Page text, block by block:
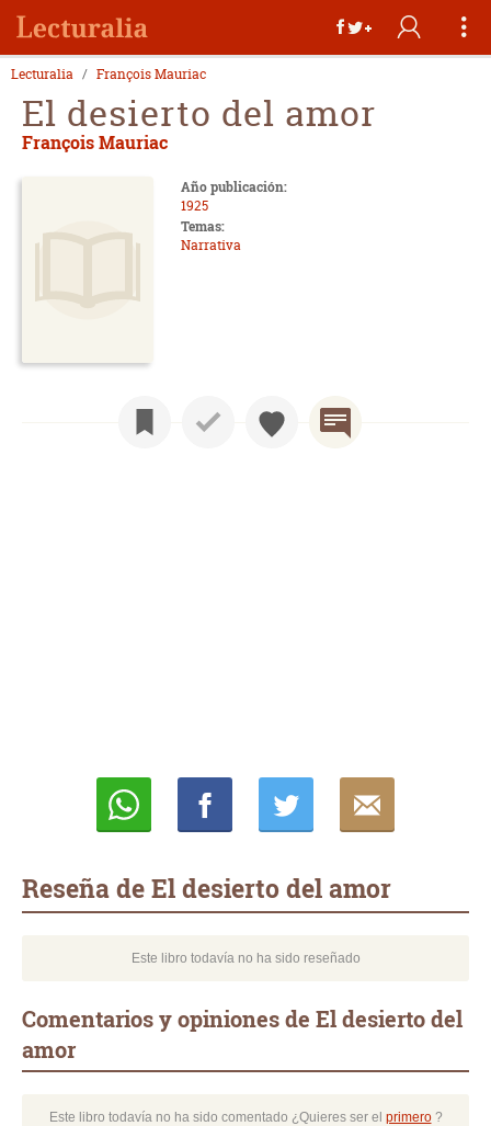
Lecturalia François Mauriac
El desierto del amor
François Mauriac
Año publicación:
1925
Temas:
Narrativa
Reseña de El desierto del amor
Este libro todavía no ha sido reseñado
Comentarios y opiniones de El desierto del
amor
Este libro todavía no ha sido comentado ¿Quieres ser el primero?